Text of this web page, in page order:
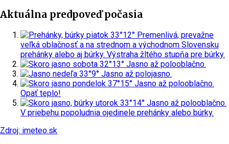
Aktuálna predpoveď počasia
piatok 33°12° Premenlivá, prevažne
veľká oblačnosť a na strednom a východnom Slovensku
prehánky alebo aj búrky. Výstraha žltého stupňa pre búrky.
sobota 32°13° Jasno až polooblačno.
nedeľa 33°9° Jasno až polojasno.
pondelok 37°15° Jasno až polooblačno.
Opäť teplo!
utorok 33°14° Jasno až polooblačno.
V priebehu popoludnia ojedinele prehánky alebo búrky.
Zdroj: imeteo.sk